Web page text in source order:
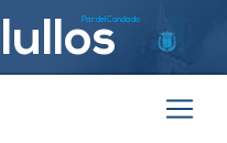
Par del Condado